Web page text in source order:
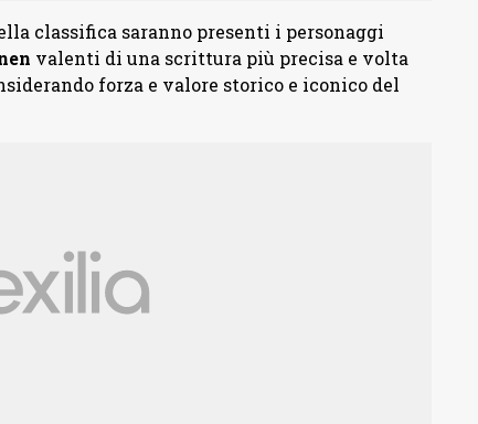
classifica saranno presenti i personaggi
valenti di una scrittura più precisa e volta
forza e valore storico e iconico del